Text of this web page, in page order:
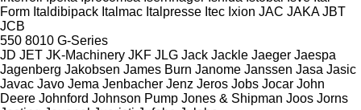
Form Italdibipack Italmac Italpresse Itec Ixion JAC JAKA JBT
JCB
550 8010 G-Series
JD JET JK-Machinery JKF JLG Jack Jackle Jaeger Jaespa
Jagenberg Jakobsen James Burn Janome Janssen Jasa Jasic
Javac Javo Jema Jenbacher Jenz Jeros Jobs Jocar John
Deere Johnford Johnson Pump Jones & Shipman Joos Jorns